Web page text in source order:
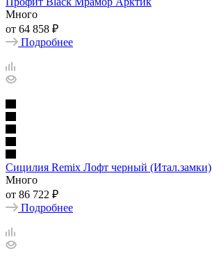
Много
от 64 858 ₽
Подробнее
Сицилия Remix Лофт черный (Итал.замки)
Много
от 86 722 ₽
Подробнее